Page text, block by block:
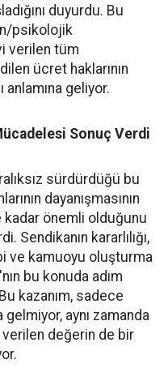
duyurdu. Bu
psikolojik
verilen tüm
ücret haklarının
anlamına geliyor.
Sonuç Verdi
sürdürdüğü bu
dayanışmasının
önemli olduğunu
Sendikanın kararlılığı,
ve kamuoyu oluşturma
bu konuda adım
kazanım, sadece
aynı zamanda
verilen değerin de bir